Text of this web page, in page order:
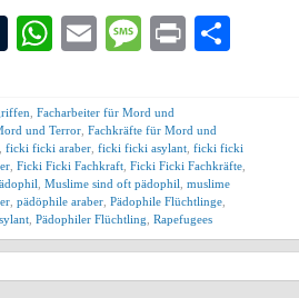
Tumblr
WhatsApp
EmailMessage
Print
Facharbeiter für Mord und
und Terror Fachkräfte für Mord und
ficki ficki araber ficki ficki asylant ficki ficki
Ficki Ficki Fachkraft Ficki Ficki Fachkräfte
Muslime sind oft pädophil muslime
pädöphile araber Pädophile Flüchtlinge
Pädophiler Flüchtling Rapefugees